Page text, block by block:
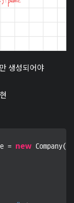
생성되어야
= new